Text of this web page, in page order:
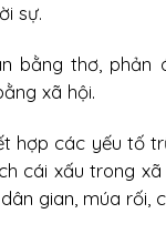
sự.
bằng thơ, phản
xã hội.
hợp các yếu tố
cái xấu trong
gian, múa rối,